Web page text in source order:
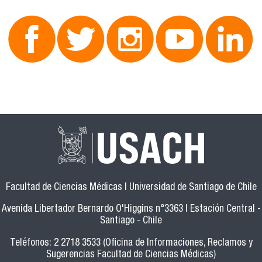
Facultad de Ciencias Médicas | Universidad de Santiago de Chile
Avenida Libertador Bernardo O'Higgins n°3363 | Estación Central -
Santiago - Chile
Teléfonos: 2 2718 3533 (Oficina de Informaciones, Reclamos y
Sugerencias Facultad de Ciencias Médicas)